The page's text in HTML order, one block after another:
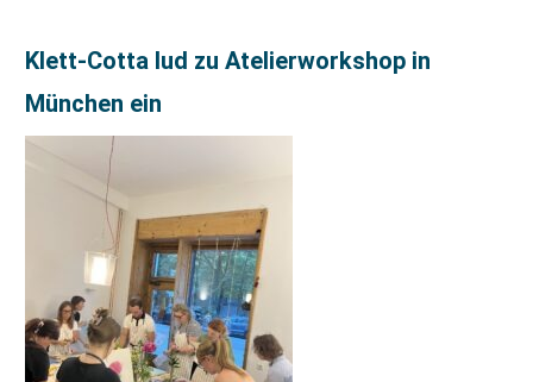
Klett-Cotta lud zu Atelierworkshop in
München ein